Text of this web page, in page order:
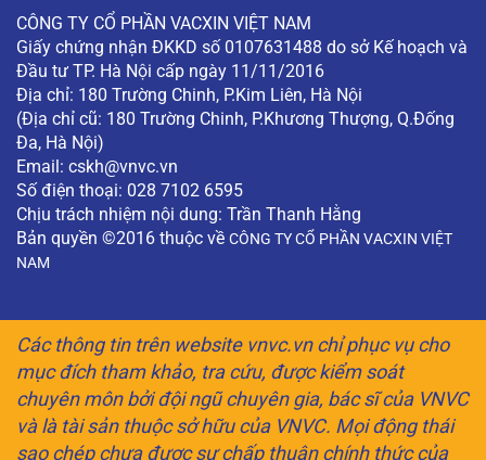
CÔNG TY CỔ PHẦN VACXIN VIỆT NAM
Giấy chứng nhận ĐKKD số 0107631488 do sở Kế hoạch và
Đầu tư TP. Hà Nội cấp ngày 11/11/2016
Địa chỉ: 180 Trường Chinh, P.Kim Liên, Hà Nội
(Địa chỉ cũ: 180 Trường Chinh, P.Khương Thượng, Q.Đống
Đa, Hà Nội)
Email: cskh@vnvc.vn
Số điện thoại: 028 7102 6595
Chịu trách nhiệm nội dung: Trần Thanh Hằng
Bản quyền ©2016 thuộc về CÔNG TY CỔ PHẦN VACXIN VIỆT
NAM
Các thông tin trên website vnvc.vn chỉ phục vụ cho
mục đích tham khảo, tra cứu, được kiểm soát
chuyên môn bởi đội ngũ chuyên gia, bác sĩ của VNVC
và là tài sản thuộc sở hữu của VNVC. Mọi động thái
sao chép chưa được sự chấp thuận chính thức của